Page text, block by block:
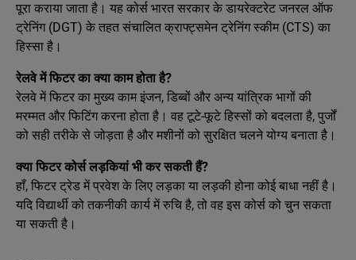
पूरा कराया जाता है। यह कोर्स भारत सरकार के डायरेक्टरेट जनरल ऑफ
ट्रेनिंग (DGT) के तहत संचालित क्राफ्ट्समेन ट्रेनिंग स्कीम (CTS) का
हिस्सा है।
रेलवे में फिटर का क्या काम होता है?
रेलवे में फिटर का मुख्य काम इंजन, डिब्बों और अन्य यांत्रिक भागों की
मरम्मत और फिटिंग करना होता है। वह टूटे-फूटे हिस्सों को बदलता है, पुर्जों
को सही तरीके से जोड़ता है और मशीनों को सुरक्षित चलने योग्य बनाता है।
क्या फिटर कोर्स लड़कियां भी कर सकती हैं?
हाँ, फिटर ट्रेड में प्रवेश के लिए लड़का या लड़की होना कोई बाधा नहीं है।
यदि विद्यार्थी को तकनीकी कार्य में रुचि है, तो वह इस कोर्स को चुन सकता
या सकती है।